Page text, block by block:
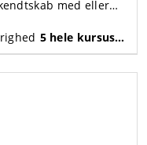
med eller
5 hele kursusdage (i alt 30 timer)